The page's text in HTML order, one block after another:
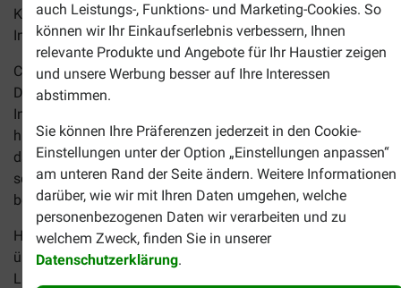
auch Leistungs-, Funktions- und Marketing-Cookies. So
können wir Ihr Einkaufserlebnis verbessern, Ihnen
relevante Produkte und Angebote für Ihr Haustier zeigen
und unsere Werbung besser auf Ihre Interessen
abstimmen.
Sie können Ihre Präferenzen jederzeit in den Cookie-
Einstellungen unter der Option „Einstellungen anpassen“
am unteren Rand der Seite ändern. Weitere Informationen
darüber, wie wir mit Ihren Daten umgehen, welche
personenbezogenen Daten wir verarbeiten und zu
welchem Zweck, finden Sie in unserer
Datenschutzerklärung.
Konzeption, Design und Programmierung: Brekz
International B.V.
Copyright:
Das Zeichen "brekz" ist markenrechtlich geschützt. Alle
Inhalte sind urheberrechtlich geschützt. Wir weisen darauf
hin, dass die Verwendung von Bildern, Texten oder Teilen
daraus in gedruckten oder Online-Publikationen der
schriftlichen Zustimmung der Brekz International B.V.
bedarf.
Haftungshinweis: Trotz sorgfältiger inhaltlicher Kontrolle
übernimmt Brekz keine Haftung für die Inhalte externer
Links. Für den Inhalt der verlinkten Seiten sind